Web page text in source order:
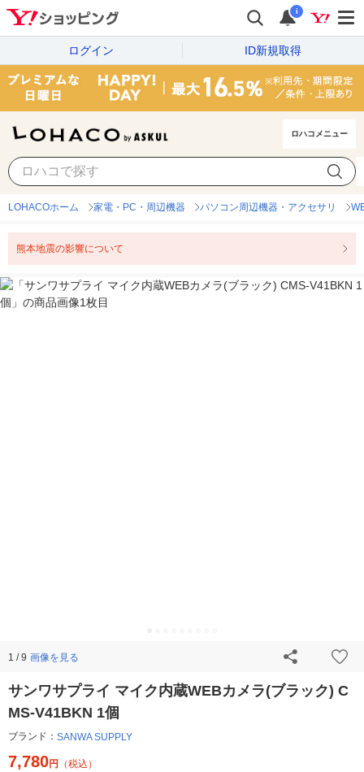
i
ログイン ID新規取得
ロハコメニュー
LOHACOホーム 家電・PC・周辺機器 パソコン周辺機器・アクセサリ
熊本地震の影響について
1 / 9 画像を見る
サンワサプライ マイク内蔵WEBカメラ(ブラック) C
MS-V41BKN 1個
ブランド： SANWA SUPPLY
7,780円 （税込）